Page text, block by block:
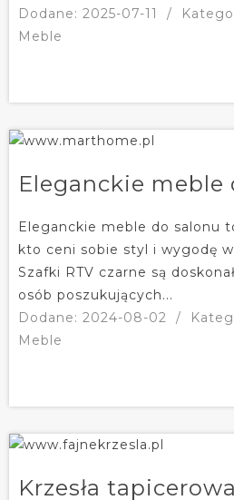
Dodane: 2025-07-11
/
Meble
Eleganckie meble
Eleganckie meble do salonu
kto ceni sobie styl i wygodę
Szafki RTV czarne są
osób poszukujących...
Dodane: 2024-08-02
/
Meble
Krzesła